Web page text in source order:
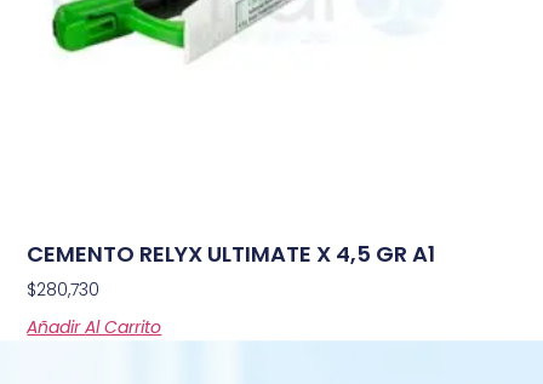
CEMENTO RELYX ULTIMATE X 4,5 GR A1
$280,730
Añadir Al Carrito